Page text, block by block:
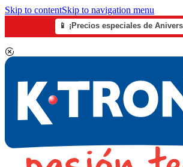
Skip to contentSkip to navigation menu
📱 ¡Precios especiales de